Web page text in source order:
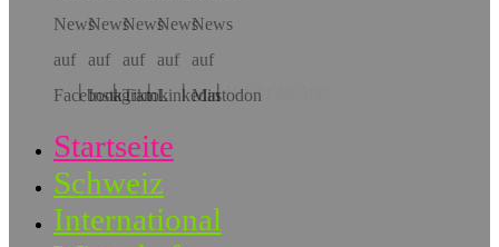
Hol dir die App!
Startseite
Schweiz
International